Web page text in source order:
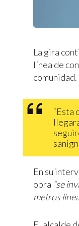
La gira
línea de
comunidad.
“Esta
En su
obra “se
metros